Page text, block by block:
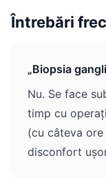
Întrebări
„Biopsia
Nu. Se face
timp cu
(cu câteva
disconfort